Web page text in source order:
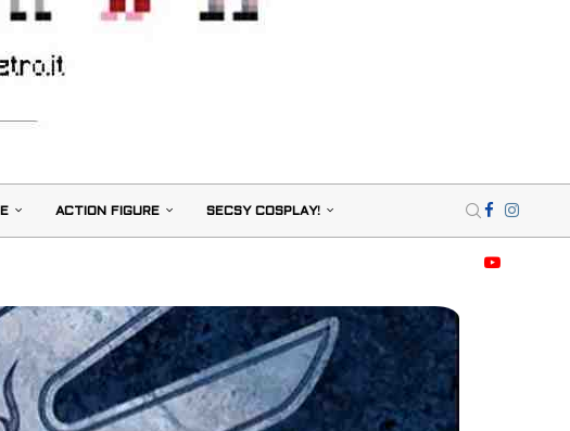
ACTION FIGURE SECSY COSPLAY!